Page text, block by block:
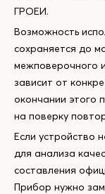
ГРОЕИ.
Возможность
сохраняется до
межповерочного
зависит от
окончании этого
на поверку
Если устройство
для анализа
составления
Прибор нужно